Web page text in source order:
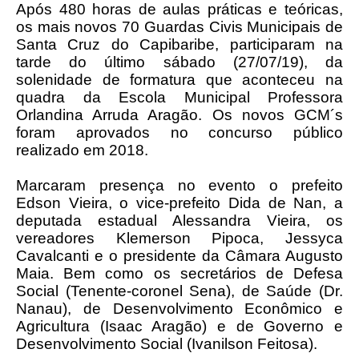
Após 480 horas de aulas práticas e teóricas,
os mais novos 70 Guardas Civis Municipais de
Santa Cruz do Capibaribe, participaram na
tarde do último sábado (27/07/19), da
solenidade de formatura que aconteceu na
quadra da Escola Municipal Professora
Orlandina Arruda Aragão. Os novos GCM´s
foram aprovados no concurso público
realizado em 2018.
Marcaram presença no evento o prefeito
Edson Vieira, o vice-prefeito Dida de Nan, a
deputada estadual Alessandra Vieira, os
vereadores Klemerson Pipoca, Jessyca
Cavalcanti e o presidente da Câmara Augusto
Maia. Bem como os secretários de Defesa
Social (Tenente-coronel Sena), de Saúde (Dr.
Nanau), de Desenvolvimento Econômico e
Agricultura (Isaac Aragão) e de Governo e
Desenvolvimento Social (Ivanilson Feitosa).